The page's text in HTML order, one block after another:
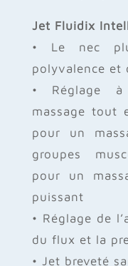
Jet Fluidix
• Le nec
polyvalence et
• Réglage à
massage tout
pour un
groupes
pour un
puissant
• Réglage de
du flux et la
• Jet breveté